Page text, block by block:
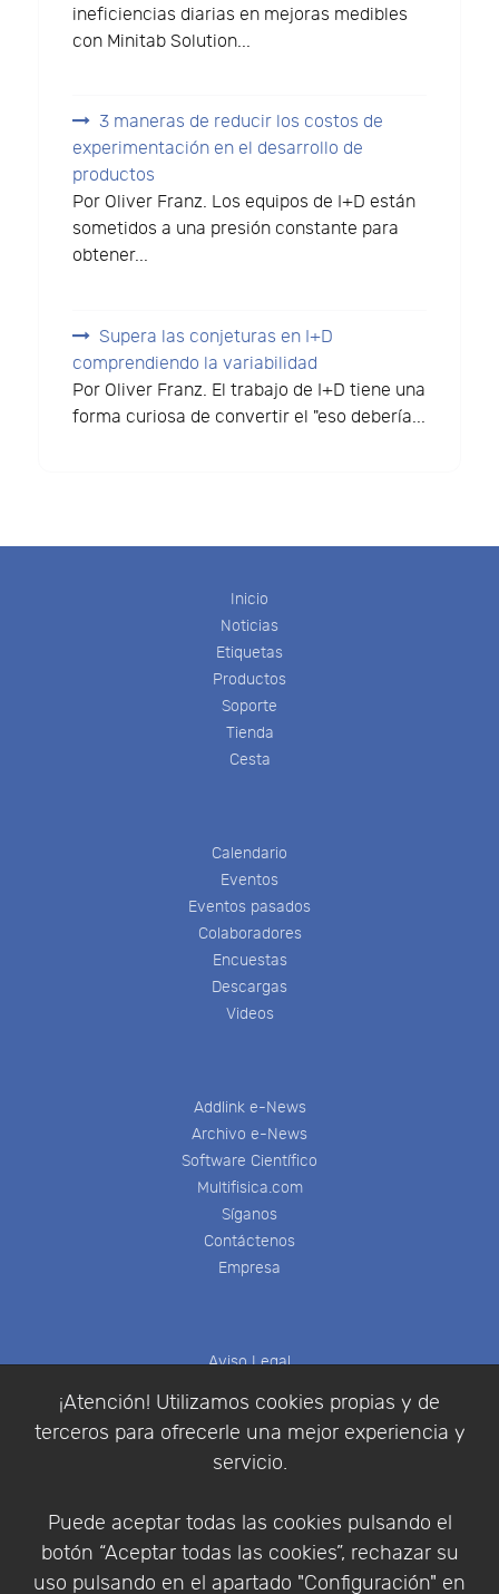
¡Atención! Utilizamos cookies propias y de
terceros para ofrecerle una mejor experiencia y
servicio.
Puede aceptar todas las cookies pulsando el
botón “Aceptar todas las cookies”, rechazar su
uso pulsando en el apartado "Configuración" en
ineficiencias diarias en mejoras medibles
con Minitab Solution...
3 maneras de reducir los costos de
experimentación en el desarrollo de
productos
Por Oliver Franz. Los equipos de I+D están
sometidos a una presión constante para
obtener...
Supera las conjeturas en I+D
comprendiendo la variabilidad
Por Oliver Franz. El trabajo de I+D tiene una
forma curiosa de convertir el "eso debería...
Inicio
Noticias
Etiquetas
Productos
Soporte
Tienda
Cesta
Calendario
Eventos
Eventos pasados
Colaboradores
Encuestas
Descargas
Videos
Addlink e-News
Archivo e-News
Software Científico
Multifisica.com
Síganos
Contáctenos
Empresa
Aviso Legal
Política de Privacidad
Condiciones de compra
Identificarse